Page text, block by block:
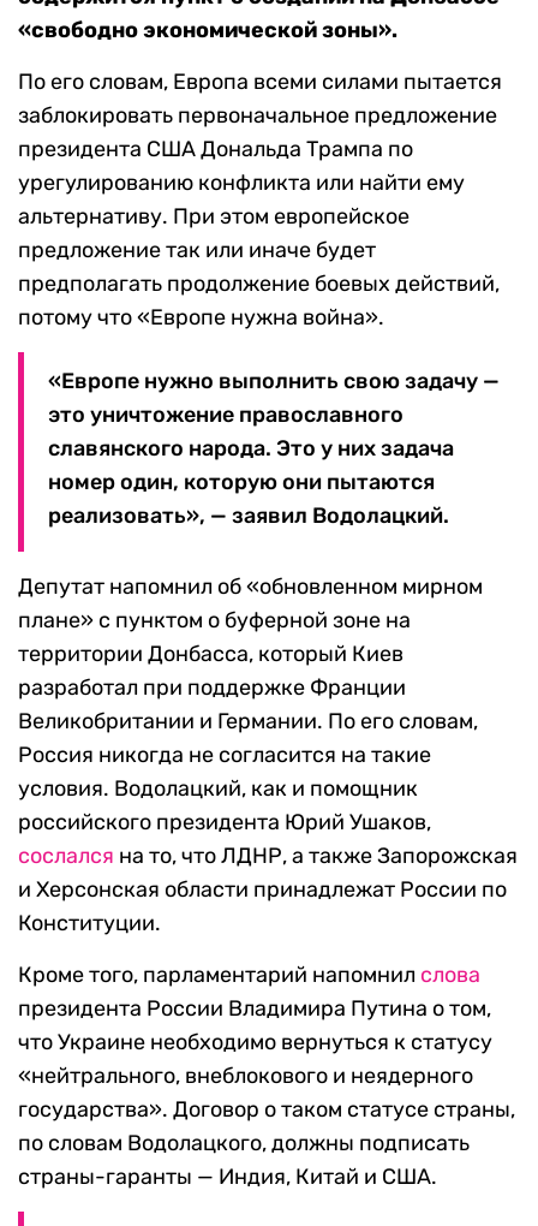
«свободно экономической зоны».
По его словам, Европа всеми силами пытается
заблокировать первоначальное предложение
президента США Дональда Трампа по
урегулированию конфликта или найти ему
альтернативу. При этом европейское
предложение так или иначе будет
предполагать продолжение боевых действий,
потому что «Европе нужна война».
«Европе нужно выполнить свою задачу —
это уничтожение православного
славянского народа. Это у них задача
номер один, которую они пытаются
реализовать», — заявил Водолацкий.
Депутат напомнил об «обновленном мирном
плане» с пунктом о буферной зоне на
территории Донбасса, который Киев
разработал при поддержке Франции
Великобритании и Германии. По его словам,
Россия никогда не согласится на такие
условия. Водолацкий, как и помощник
российского президента Юрий Ушаков,
сослался на то, что ЛДНР, а также Запорожская
и Херсонская области принадлежат России по
Конституции.
Кроме того, парламентарий напомнил слова
президента России Владимира Путина о том,
что Украине необходимо вернуться к статусу
«нейтрального, внеблокового и неядерного
государства». Договор о таком статусе страны,
по словам Водолацкого, должны подписать
страны-гаранты — Индия, Китай и США.